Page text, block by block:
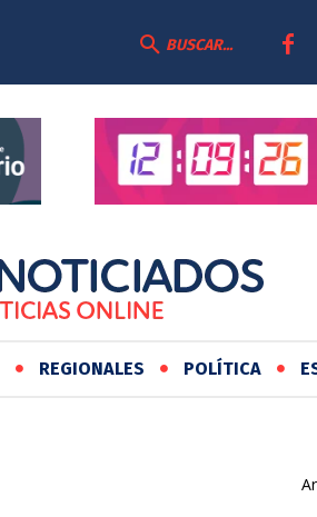
BUSCAR...
REGIONALES POLÍTICA